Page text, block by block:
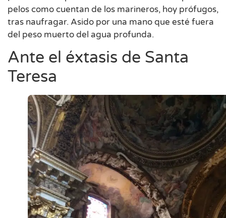
pelos como cuentan de los marineros, hoy prófugos,
tras naufragar. Asido por una mano que esté fuera
del peso muerto del agua profunda.
Ante el éxtasis de Santa
Teresa